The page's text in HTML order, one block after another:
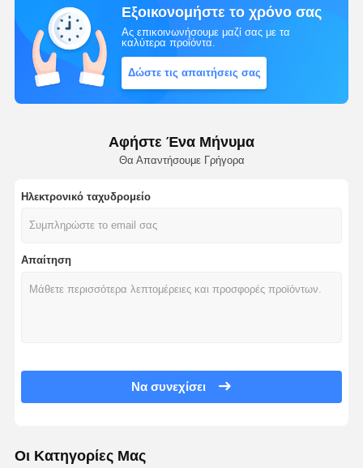
Εξοικονομήστε το χρόνο σας
Ας επικοινωνήσουμε μαζί σας με τα
καλύτερα προϊόντα.
Δώστε τις απαιτήσεις σας
Αφήστε Ένα Μήνυμα
Θα Απαντήσουμε Γρήγορα
Ηλεκτρονικό ταχυδρομείο
Απαίτηση
Να συνεχίσει
Οι Κατηγορίες Μας